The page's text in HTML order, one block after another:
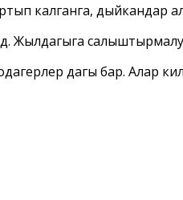
калганга, дыйкандар
Жылдагыга
дагы бар. Алар